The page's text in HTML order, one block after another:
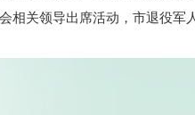
相关领导出席活动，市退役